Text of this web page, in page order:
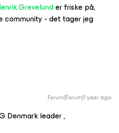
er friske på,
- det tager jeg
Forum|Forum|1 year ago
Denmark leader ,